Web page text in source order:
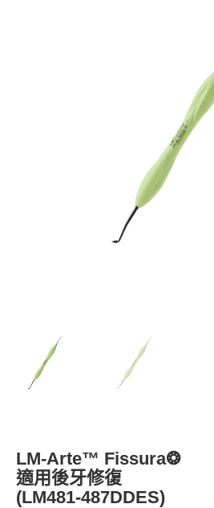
LM-Arte™ Fissura❂
適用後牙修復
(LM481-487DDES)